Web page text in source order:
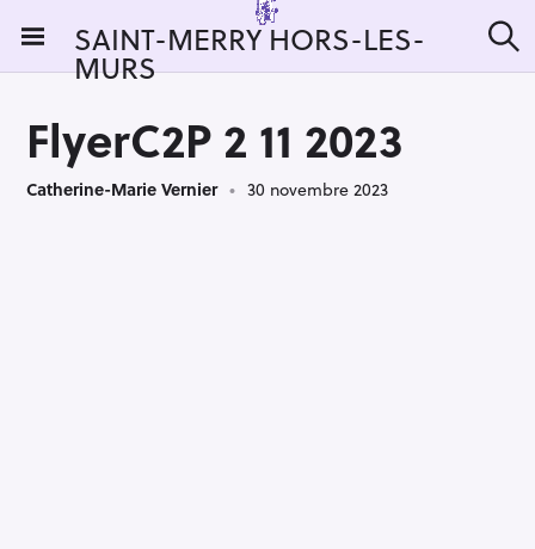
i
SAINT-MERRY HORS-LES-
MURS e
FlyerC2P 2 11 2023
Catherine-Marie Vernier 30 novembre 2023